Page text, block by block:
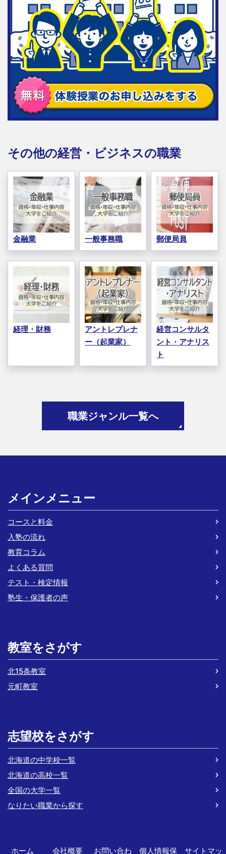
その他の経営・ビジネスの職業
金融業 一般事務職 郵便局員
経理・財務
アントレプレナ
ー（起業家）
経営コンサルタ
ント・アナリス
ト
職業ジャンル一覧へ
メインメニュー
コースと料金
入塾の流れ
教育コラム
よくある質問
テスト・検定情報
塾生・保護者の声
教室をさがす
北15条教室
元町教室
志望校をさがす
北海道の中学校一覧
北海道の高校一覧
全国の大学一覧
なりたい職業から探す
ホーム 会社概要 お問い合わ 個人情報保 サイトマッ